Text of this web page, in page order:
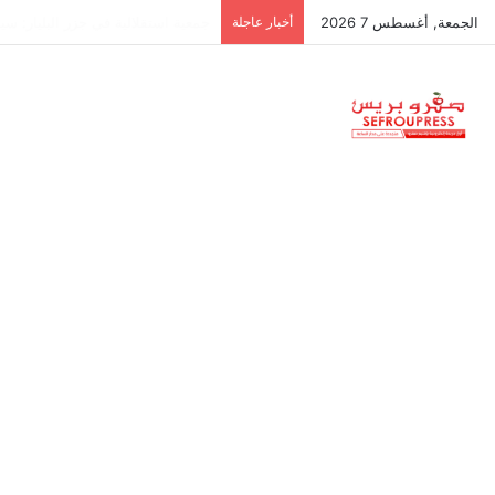
الجمعة, أغسطس 7 2026 أخبار عاجلة